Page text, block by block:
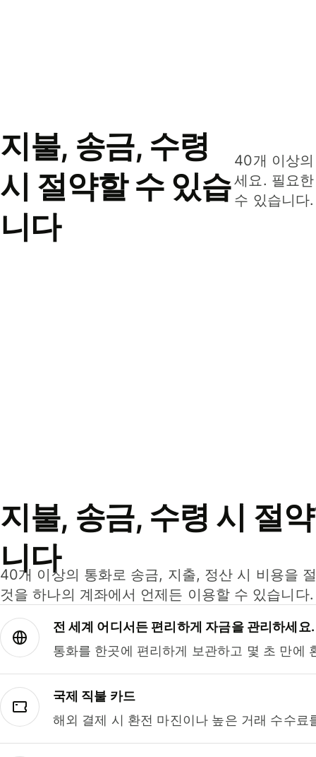
지불, 송금, 수령
시 절약할 수 있습
니다
40개 이상
세요. 필요
수 있습니다.
지불, 송금, 수령 시 절
니다
40개 이상의 통화로 송금, 지출, 정산 시 비용을
것을 하나의 계좌에서 언제든 이용할 수 있습니다.
전 세계 어디서든 편리하게 자금을 관리하세요.
통화를 한곳에 편리하게 보관하고 몇 초 만에
국제 직불 카드
해외 결제 시 환전 마진이나 높은 거래 수수료